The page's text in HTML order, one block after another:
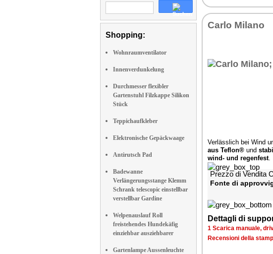
Shopping:
Wohnraumventilator
Innenverdunkelung
Durchmesser flexibler
Gartenstuhl Filzkappe Silikon
Stück
Teppichaufkleber
Elektronische Gepäckwaage
Antirutsch Pad
Badewanne
Verlängerungsstange Klemm
Schrank telescopic einstellbar
verstellbar Gardine
Welpenauslauf Roll
freistehendes Hundekäfig
einziehbar ausziehbarer
Gartenlampe Aussenleuchte
Carlo Milano
Verlässlich bei Wind
aus Teflon® und
wind- und regenfest.
Prezzo di Vendita
Fonte di
Dettagli di
1 Scarica manuale,
Recensioni della